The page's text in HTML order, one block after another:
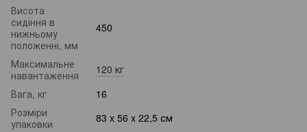
Висота
сидіння в
нижньому
положенні, мм
450
Максимальне
навантаження
120 кг
Вага, кг
16
Розміри
упаковки
83 x 56 x 22,5 см